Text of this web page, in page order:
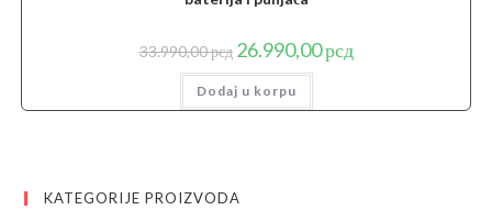
33.990,00рсд Originalna
cena
je
bila:
33.990,00 рсд.
26.990,00рсдTrenutna
cena
Dodaj u korpu
KATEGORIJE PROIZVODA